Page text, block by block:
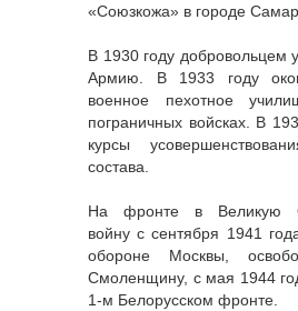
«Союзкожа» в городе
В 1930 году добровольцем
Армию. В 1933 году
военное пехотное
пограничных войсках. В
курсы
состава.
На фронте в Великую
войну с сентября 1941
обороне Москвы,
Смоленщину, с мая 1944
1-м Белорусском фронте.